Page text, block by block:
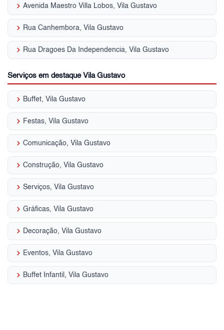
keyboard_arrow_right Avenida Maestro Villa Lobos, Vila Gustavo
keyboard_arrow_right Rua Canhembora, Vila Gustavo
keyboard_arrow_right Rua Dragoes Da Independencia, Vila Gustavo
Serviços em destaque Vila Gustavo
keyboard_arrow_right Buffet, Vila Gustavo
keyboard_arrow_right Festas, Vila Gustavo
keyboard_arrow_right Comunicação, Vila Gustavo
keyboard_arrow_right Construção, Vila Gustavo
keyboard_arrow_right Serviços, Vila Gustavo
keyboard_arrow_right Gráficas, Vila Gustavo
keyboard_arrow_right Decoração, Vila Gustavo
keyboard_arrow_right Eventos, Vila Gustavo
keyboard_arrow_right Buffet Infantil, Vila Gustavo